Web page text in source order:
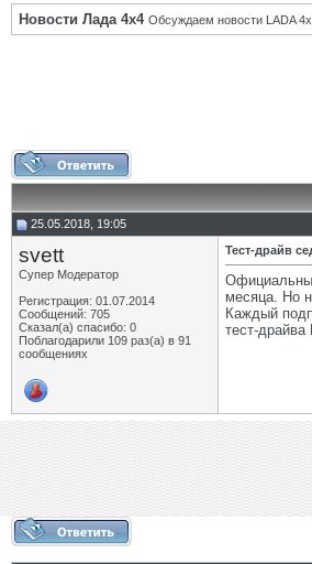
Новости Лада 4х4 Обсуждаем новости LADA
25.05.2018, 19:05
svett
Супер Модератор
Регистрация: 01.07.2014
Сообщений: 705
Сказал(а) спасибо: 0
Поблагодарили 109 раз(а) в 91
сообщениях
Тест-драйв
месяца. Но
Каждый
тест-